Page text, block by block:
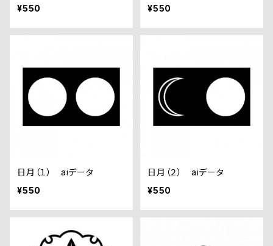
¥550
¥550
日月（１） aiデータ
¥550
日月（２） aiデータ
¥550